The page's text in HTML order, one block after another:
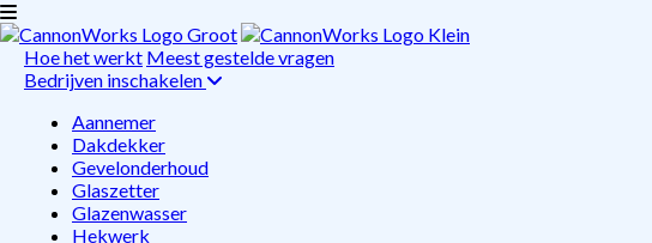
Hoe het werkt Meest gestelde vragen
Bedrijven inschakelen
Aannemer
Dakdekker
Gevelonderhoud
Glaszetter
Glazenwasser
Hekwerk